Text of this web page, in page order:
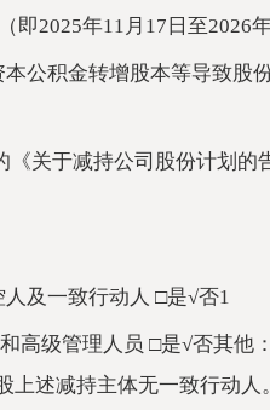
2025年11月17日至2026年
公积金转增股本等导致股
关于减持公司股份计划的
及一致行动人 □是√否1
级管理人员 □是√否其他
上述减持主体无一致行动人。